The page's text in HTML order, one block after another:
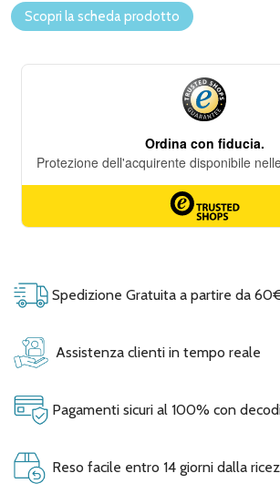
Scopri la scheda prodotto
Spedizione Gratuita a partire da
Assistenza clienti in tempo reale
Pagamenti sicuri al 100% con
Reso facile entro 14 giorni dalla